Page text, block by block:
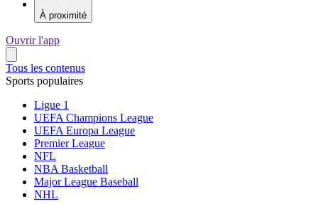
À proximité
Ouvrir l'app
Tous les contenus
Sports populaires
Ligue 1
UEFA Champions League
UEFA Europa League
Premier League
NFL
NBA Basketball
Major League Baseball
NHL